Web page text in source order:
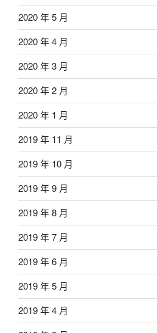
2020 年 5 月
2020 年 4 月
2020 年 3 月
2020 年 2 月
2020 年 1 月
2019 年 11 月
2019 年 10 月
2019 年 9 月
2019 年 8 月
2019 年 7 月
2019 年 6 月
2019 年 5 月
2019 年 4 月